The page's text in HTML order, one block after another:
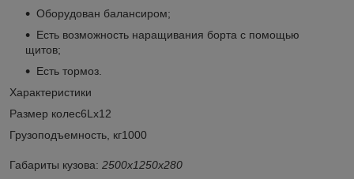
Оборудован балансиром;
Есть возможность наращивания борта с помощью
щитов;
Есть тормоз.
Характеристики
Размер колес6Lх12
Грузоподъемность, кг1000
Габариты кузова: 2500х1250х280